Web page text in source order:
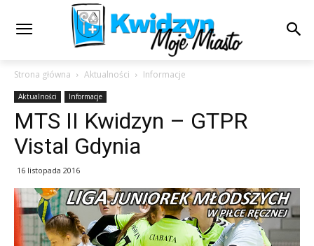
Strona główna Aktualności Informacje
Aktualności Informacje
MTS II Kwidzyn – GTPR
Vistal Gdynia
16 listopada 2016